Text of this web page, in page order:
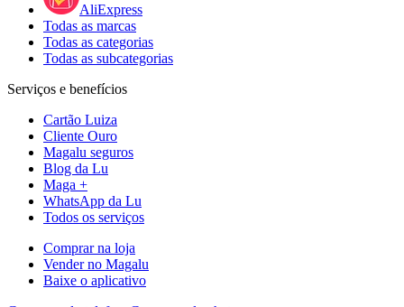
AliExpress
Todas as marcas
Todas as categorias
Todas as subcategorias
Serviços e benefícios
Cartão Luiza
Cliente Ouro
Magalu seguros
Blog da Lu
Maga +
WhatsApp da Lu
Todos os serviços
Comprar na loja
Vender no Magalu
Baixe o aplicativo